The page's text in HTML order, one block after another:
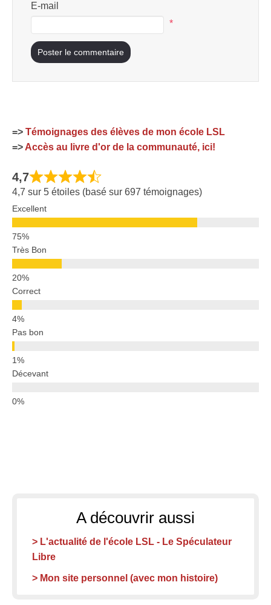
E-mail
*
=> Témoignages des élèves de mon école LSL
=> Accès au livre d'or de la communauté, ici!
4,7
4,7 sur 5 étoiles (basé sur 697 témoignages)
Excellent
Très Bon
Correct
Pas bon
Décevant
A découvrir aussi
> L'actualité de l'école LSL - Le Spéculateur
Libre
> Mon site personnel (avec mon histoire)